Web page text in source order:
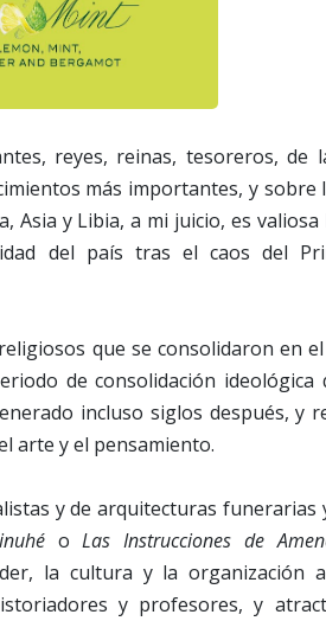
reyes, reinas, tesoreros, de
más importantes, y sobre
y Libia, a mi juicio, es valiosa
del país tras el caos del
que se consolidaron en
de consolidación ideológica
incluso siglos después, y
arte y el pensamiento.
y de arquitecturas funerarias
oLas Instrucciones de
la cultura y la organización
y profesores, y